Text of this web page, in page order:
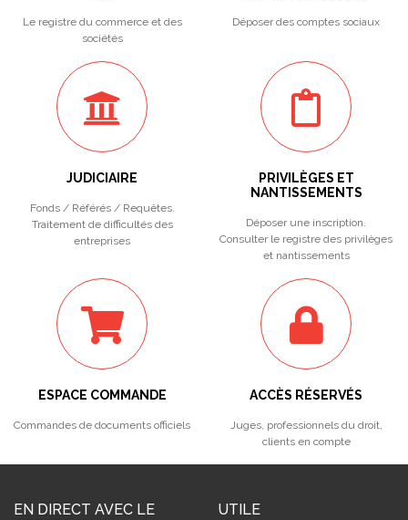
Le registre du commerce et des
sociétés
Déposer des comptes sociaux
JUDICIAIRE
Fonds / Référés / Requêtes.
Traitement de difficultés des
entreprises
PRIVILÈGES ET
NANTISSEMENTS
Déposer une inscription.
Consulter le registre des privilèges
et nantissements
ESPACE COMMANDE
Commandes de documents officiels
ACCÈS RÉSERVÉS
Juges, professionnels du droit,
clients en compte
EN DIRECT AVEC LE
UTILE